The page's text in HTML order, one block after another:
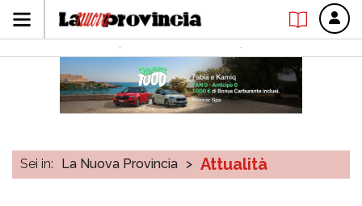
Sei in: La Nuova Provincia > Attualità